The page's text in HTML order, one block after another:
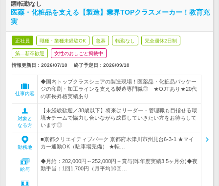
躍/転勤なし
医薬・化粧品を支える【製造】業界TOPクラスメーカー！教育充
実
正社員 職種・業種未経験OK 急募 転勤なし 完全週休2日制
第二新卒歓迎 女性のおしごと掲載中
情報更新日：2026/07/10 終了予定日： 2026/09/10
仕事内容
◆国内トップクラスシェアの製造現場！医薬品・化粧品パッケー
ジの印刷・加工ラインを支える製造専門職◎ ★OJTあり★20代
の班長昇格実績あり
対象と
なる方
【未経験歓迎／38歳以下】将来はリーダー・管理職も目指せる環
境★チームで協力し合いながら成長していきたい方をお待ちして
います◎
勤務地
■京都クリエイティブパーク 京都府木津川市州見台6-3-1 ★マイ
カー通勤OK（駐車場完備） ★転…
給与
◆月給：202,000円～252,000円＋賞与(昨年度実績3.5ヶ月分)◆夜
勤手当：1回1,700円（月平均10回…